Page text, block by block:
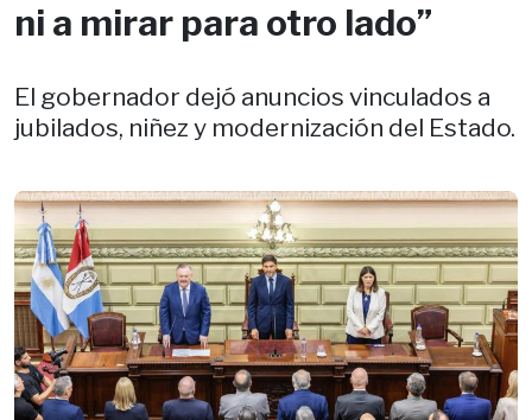
ni a mirar para otro lado”
El gobernador dejó anuncios vinculados a
jubilados, niñez y modernización del Estado.